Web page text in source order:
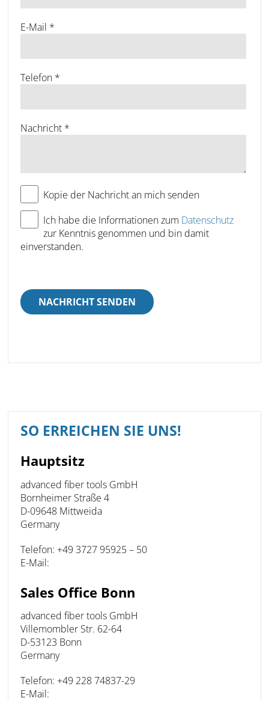
E-Mail *
Telefon *
Nachricht *
Kopie der Nachricht an mich senden
Ich habe die Informationen zum Datenschutz
zur Kenntnis genommen und bin damit
einverstanden.
SO ERREICHEN SIE UNS!
Hauptsitz
advanced fiber tools GmbH
Bornheimer Straße 4
D-09648 Mittweida
Germany
Telefon: +49 3727 95925 – 50
E-Mail:
Sales Office Bonn
advanced fiber tools GmbH
Villemombler Str. 62-64
D-53123 Bonn
Germany
Telefon: +49 228 74837-29
E-Mail: